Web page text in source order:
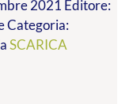
2021 Editore:
Categoria:
SCARICA